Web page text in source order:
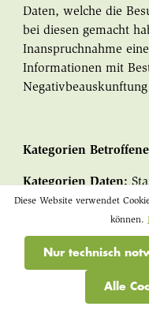
Daten, welche die
bei diesen gemacht
Inanspruchnahme
Informationen mit
Kategorien
Kategorien Daten:
Transaktionsdaten
Zahlungshistorie),
Vertragsgegenstand,
Diese Website verwendet
können.
Nur technisch
Alle